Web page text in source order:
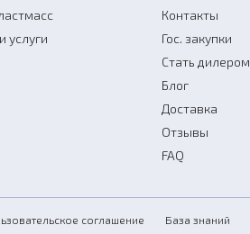
услуги
Контакты
Гос. закупки
Стать дилером
Блог
Доставка
Отзывы
FAQ
соглашение База знаний